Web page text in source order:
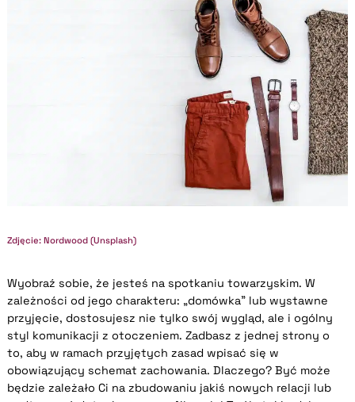
Zdjęcie: Nordwood (Unsplash)
Wyobraź sobie, że jesteś na spotkaniu towarzyskim. W
zależności od jego charakteru: „domówka” lub wystawne
przyjęcie, dostosujesz nie tylko swój wygląd, ale i ogólny
styl komunikacji z otoczeniem. Zadbasz z jednej strony o
to, aby w ramach przyjętych zasad wpisać się w
obowiązujący schemat zachowania. Dlaczego? Być może
będzie zależało Ci na zbudowaniu jakiś nowych relacji lub